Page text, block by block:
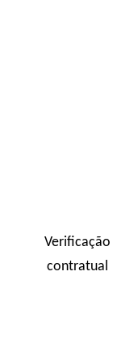
Verificação
contratual